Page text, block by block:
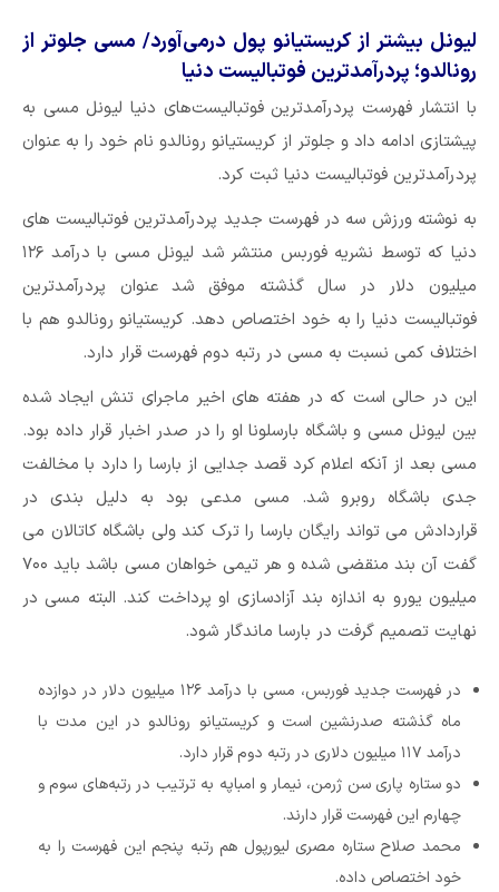
لیونل بیشتر از کریستیانو پول درمی‌آورد/ مسی جلوتر از
رونالدو؛ پردرآمدترین فوتبالیست دنیا
با انتشار فهرست پردرآمدترین فوتبالیست‌های دنیا لیونل مسی به
پیشتازی ادامه داد و جلوتر از کریستیانو رونالدو نام خود را به عنوان
پردرآمدترین فوتبالیست دنیا ثبت کرد.
به نوشته ورزش سه در فهرست جدید پردرآمدترین فوتبالیست های
دنیا که توسط نشریه فوربس منتشر شد لیونل مسی با درآمد ۱۲۶
میلیون دلار در سال گذشته موفق شد عنوان پردرآمدترین
فوتبالیست دنیا را به خود اختصاص دهد. کریستیانو رونالدو هم با
اختلاف کمی نسبت به مسی در رتبه دوم فهرست قرار دارد.
این در حالی است که در هفته های اخیر ماجرای تنش ایجاد شده
بین لیونل مسی و باشگاه بارسلونا او را در صدر اخبار قرار داده بود.
مسی بعد از آنکه اعلام کرد قصد جدایی از بارسا را دارد با مخالفت
جدی باشگاه روبرو شد. مسی مدعی بود به دلیل بندی در
قراردادش می تواند رایگان بارسا را ترک کند ولی باشگاه کاتالان می
گفت آن بند منقضی شده و هر تیمی خواهان مسی باشد باید ۷۰۰
میلیون یورو به اندازه بند آزادسازی او پرداخت کند. البته مسی در
نهایت تصمیم گرفت در بارسا ماندگار شود.
در فهرست جدید فوربس، مسی با درآمد ۱۲۶ میلیون دلار در دوازده
ماه گذشته صدرنشین است و کریستیانو رونالدو در این مدت با
درآمد ۱۱۷ میلیون دلاری در رتبه دوم قرار دارد.
دو ستاره پاری سن ژرمن، نیمار و امباپه به ترتیب در رتبه‌های سوم و
چهارم این فهرست قرار دارند.
محمد صلاح ستاره مصری لیورپول هم رتبه پنجم این فهرست را به
خود اختصاص داده.